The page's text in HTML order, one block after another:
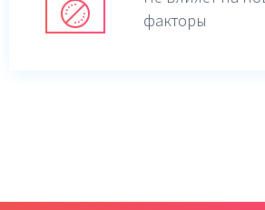
факторы